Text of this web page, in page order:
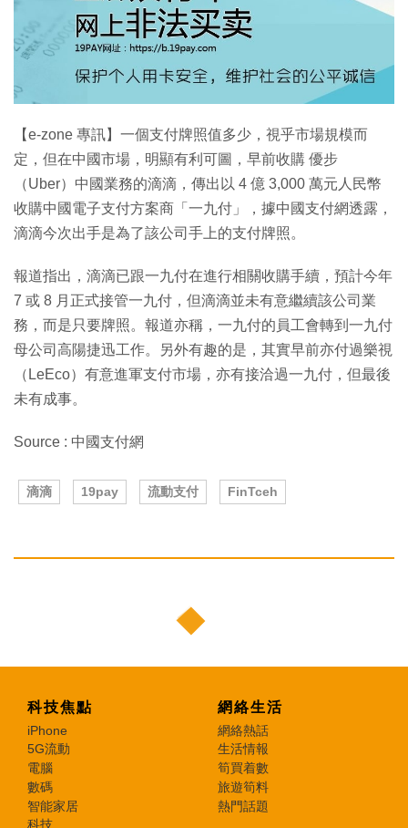
特集
【e-zone 專訊】一個支付牌照值多少，視乎市場規模而
定，但在中國市場，明顯有利可圖，早前收購 優步
（Uber）中國業務的滴滴，傳出以 4 億 3,000 萬元人民幣
收購中國電子支付方案商「一九付」，據中國支付網透露，
滴滴今次出手是為了該公司手上的支付牌照。
報道指出，滴滴已跟一九付在進行相關收購手續，預計今年
7 或 8 月正式接管一九付，但滴滴並未有意繼續該公司業
務，而是只要牌照。報道亦稱，一九付的員工會轉到一九付
母公司高陽捷迅工作。另外有趣的是，其實早前亦付過樂視
（LeEco）有意進軍支付市場，亦有接洽過一九付，但最後
未有成事。
Source : 中國支付網
滴滴 19pay 流動支付 FinTceh
科技焦點
iPhone
5G流動
電腦
數碼
智能家居
科技
網絡生活
網絡熱話
生活情報
筍買着數
旅遊筍料
熱門話題